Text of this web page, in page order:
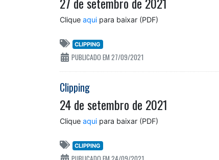
Clique aqui para baixar (PDF)
CLIPPING
PUBLICADO EM 27/09/2021
Clipping
24 de setembro de 2021
Clique aqui para baixar (PDF)
CLIPPING